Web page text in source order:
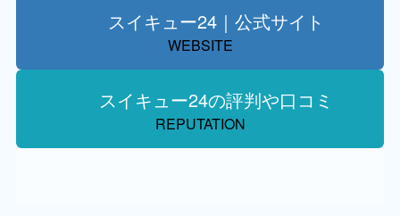
スイキュー24｜公式サイト
WEBSITE
スイキュー24の評判や口コミ
REPUTATION